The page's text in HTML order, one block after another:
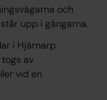
och
upp i gångarna.
i Hjärnarp.
av
vid en